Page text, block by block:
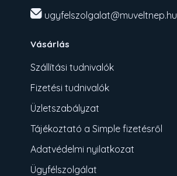
ugyfelszolgalat@muveltnep.hu
Vásárlás
Szállítási tudnivalók
Fizetési tudnivalók
Üzletszabályzat
Tájékoztató a Simple fizetésről
Adatvédelmi nyilatkozat
Ügyfélszolgálat